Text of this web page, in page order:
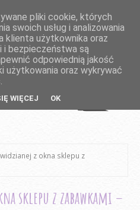
z okna sklepu z
sklepu z zabawkami –
pliki cookie, których
swoich usług i analizowania
klienta użytkownika oraz
i bezpieczeństwa są
odpowiednią jakość
użytkowania oraz wykrywać
WIĘCEJ OK